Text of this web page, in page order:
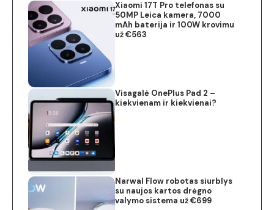
Xiaomi 17T Pro telefonas su
50MP Leica kamera, 7000
mAh baterija ir 100W krovimu
už €563
Visagalė OnePlus Pad 2 –
kiekvienam ir kiekvienai?
Narwal Flow robotas siurblys
su naujos kartos drėgno
valymo sistema už €699